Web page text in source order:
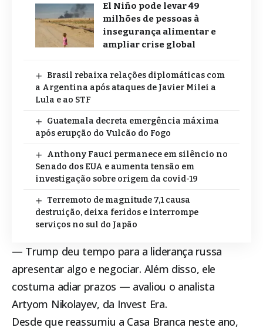
El Niño pode levar 49
milhões de pessoas à
insegurança alimentar e
ampliar crise global
Brasil rebaixa relações diplomáticas com
a Argentina após ataques de Javier Milei a
Lula e ao STF
Guatemala decreta emergência máxima
após erupção do Vulcão do Fogo
Anthony Fauci permanece em silêncio no
Senado dos EUA e aumenta tensão em
investigação sobre origem da covid-19
Terremoto de magnitude 7,1 causa
destruição, deixa feridos e interrompe
serviços no sul do Japão
— Trump deu tempo para a liderança russa
apresentar algo e negociar. Além disso, ele
costuma adiar prazos — avaliou o analista
Artyom Nikolayev, da Invest Era.
Desde que reassumiu a Casa Branca neste ano,